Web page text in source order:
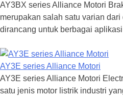
AY3BX series Alliance Motori
merupakan salah satu varian
dirancang untuk berbagai aplikasi
AY3E series Alliance Motori
AY3E series Alliance Motori
satu jenis motor listrik industri